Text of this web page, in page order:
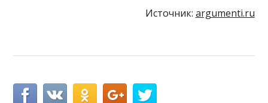
Источник: argumenti.ru